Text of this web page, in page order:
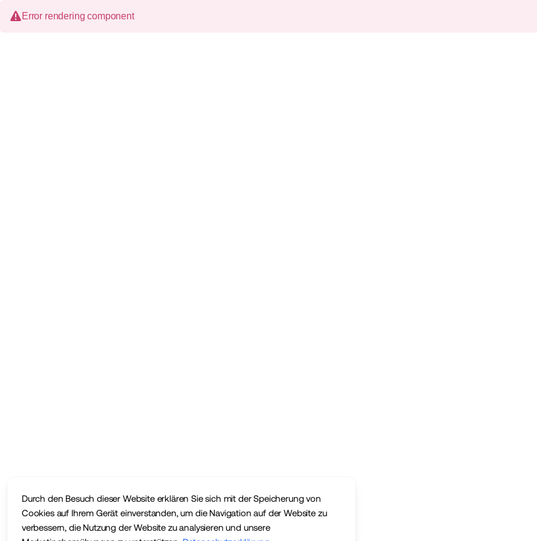
Durch den Besuch dieser Website erklären Sie sich mit der Speicherung von
Cookies auf Ihrem Gerät einverstanden, um die Navigation auf der Website zu
verbessern, die Nutzung der Website zu analysieren und unsere
Error rendering component